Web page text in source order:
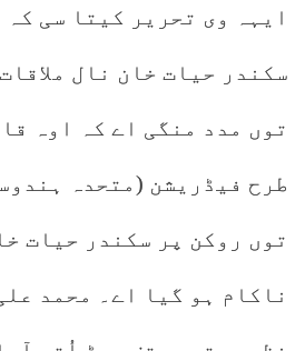
ایہہ وی تحریر کیتا سی
سکندر حیات خان نال
توں مدد منگی اے کہ اوہ
طرح فیڈریشن (متحدہ
توں روکن پر سکندر حیات
ناکام ہو گیا اے۔ محمد